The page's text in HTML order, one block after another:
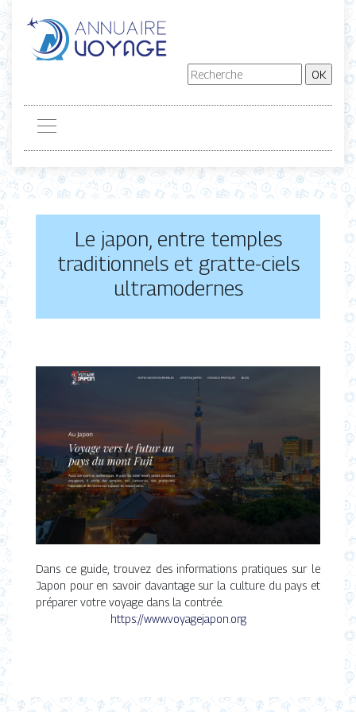
Le japon, entre temples
traditionnels et gratte-ciels
ultramodernes
Dans ce guide, trouvez des informations pratiques sur le
Japon pour en savoir davantage sur la culture du pays et
préparer votre voyage dans la contrée.
https://www.voyagejapon.org